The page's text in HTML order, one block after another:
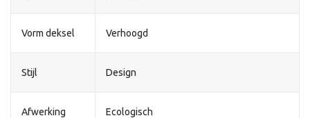
Vorm deksel Verhoogd
Stijl Design
Afwerking Ecologisch